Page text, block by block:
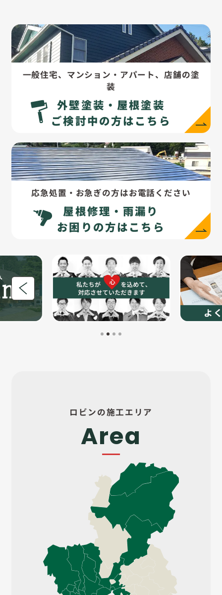
一般住宅、マンション・アパート、店舗の塗
装
外壁塗装・屋根塗装
ご検討中の方はこちら
応急処置・お急ぎの方はお電話ください
屋根修理・雨漏り
お困りの方はこちら
ロビンの施工エリア
Area